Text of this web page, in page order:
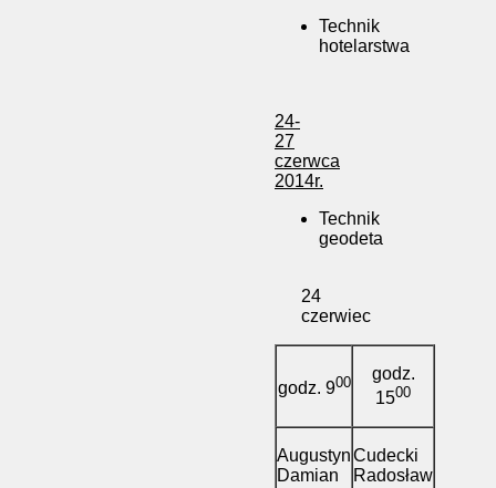
Technik
hotelarstwa
24-
27
czerwca
2014r.
Technik
geodeta
24
czerwiec
godz. 900
godz.
1500
Augustyn
Damian
Cudecki
Radosław